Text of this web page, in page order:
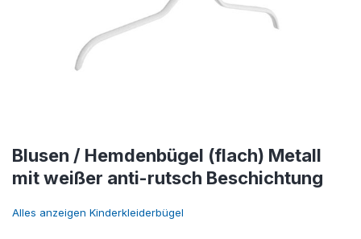
Blusen / Hemdenbügel (flach) Metall
mit weißer anti-rutsch Beschichtung
Alles anzeigen Kinderkleiderbügel